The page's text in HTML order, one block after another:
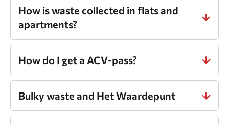
How is waste collected in flats and
apartments?
How do I get a ACV-pass?
Bulky waste and Het Waardepunt